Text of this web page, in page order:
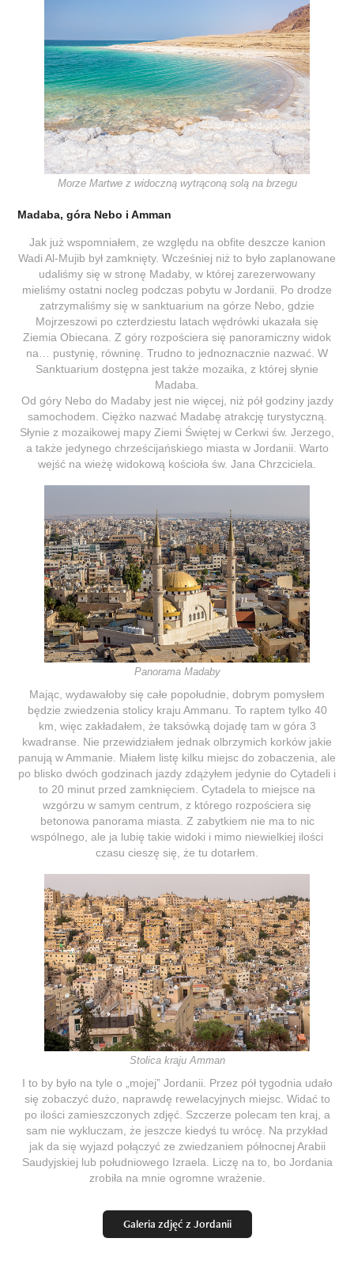
Morze Martwe z widoczną wytrąconą solą na brzegu
Madaba, góra Nebo i Amman
Jak już wspomniałem, ze względu na obfite deszcze kanion
Wadi Al-Mujib był zamknięty. Wcześniej niż to było zaplanowane
udaliśmy się w stronę Madaby, w której zarezerwowany
mieliśmy ostatni nocleg podczas pobytu w Jordanii. Po drodze
zatrzymaliśmy się w sanktuarium na górze Nebo, gdzie
Mojrzeszowi po czterdziestu latach wędrówki ukazała się
Ziemia Obiecana. Z góry rozpościera się panoramiczny widok
na… pustynię, równinę. Trudno to jednoznacznie nazwać. W
Sanktuarium dostępna jest także mozaika, z której słynie
Madaba.
Od góry Nebo do Madaby jest nie więcej, niż pół godziny jazdy
samochodem. Ciężko nazwać Madabę atrakcję turystyczną.
Słynie z mozaikowej mapy Ziemi Świętej w Cerkwi św. Jerzego,
a także jedynego chrześcijańskiego miasta w Jordanii. Warto
wejść na wieżę widokową kościoła św. Jana Chrzciciela.
Panorama Madaby
Mając, wydawałoby się całe popołudnie, dobrym pomysłem
będzie zwiedzenia stolicy kraju Ammanu. To raptem tylko 40
km, więc zakładałem, że taksówką dojadę tam w góra 3
kwadranse. Nie przewidziałem jednak olbrzymich korków jakie
panują w Ammanie. Miałem listę kilku miejsc do zobaczenia, ale
po blisko dwóch godzinach jazdy zdążyłem jedynie do Cytadeli i
to 20 minut przed zamknięciem. Cytadela to miejsce na
wzgórzu w samym centrum, z którego rozpościera się
betonowa panorama miasta. Z zabytkiem nie ma to nic
wspólnego, ale ja lubię takie widoki i mimo niewielkiej ilości
czasu cieszę się, że tu dotarłem.
Stolica kraju Amman
I to by było na tyle o „mojej” Jordanii. Przez pół tygodnia udało
się zobaczyć dużo, naprawdę rewelacyjnych miejsc. Widać to
po ilości zamieszczonych zdjęć. Szczerze polecam ten kraj, a
sam nie wykluczam, że jeszcze kiedyś tu wrócę. Na przykład
jak da się wyjazd połączyć ze zwiedzaniem północnej Arabii
Saudyjskiej lub południowego Izraela. Liczę na to, bo Jordania
zrobiła na mnie ogromne wrażenie.
Galeria zdjęć z Jordanii